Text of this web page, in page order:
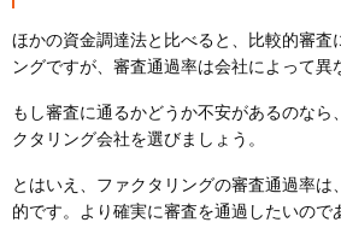
ほかの資金調達法と比べると、比較的審査
ングですが、審査通過率は会社によって異
もし審査に通るかどうか不安があるのなら
クタリング会社を選びましょう。
とはいえ、ファクタリングの審査通過率は
的です。より確実に審査を通過したいので